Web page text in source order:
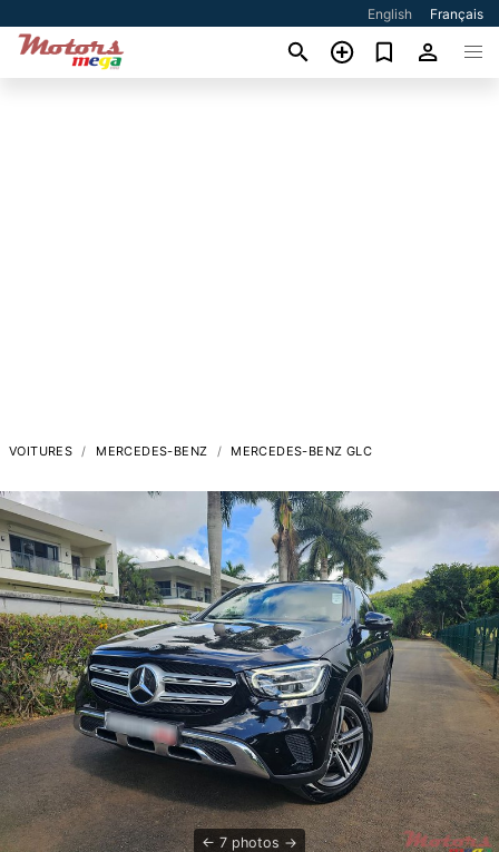
English Français
VOITURES MERCEDES-BENZ MERCEDES-BENZ GLC
7 photos